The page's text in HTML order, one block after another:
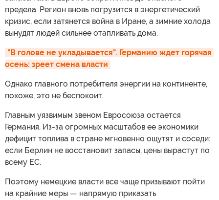
предела. Регион вновь погрузится в энергетический
кризис, если затянется война в Иране, а зимние холода
вынудят людей сильнее отапливать дома.
"В голове не укладывается". Германию ждет горячая
осень: зреет смена власти
Однако главного потребителя энергии на континенте,
похоже, это не беспокоит.
Главным уязвимым звеном Евросоюза остается
Германия. Из-за огромных масштабов ее экономики
дефицит топлива в стране мгновенно ощутят и соседи:
если Берлин не восстановит запасы, цены вырастут по
всему ЕС.
Поэтому немецкие власти все чаще призывают пойти
на крайние меры — напрямую приказать